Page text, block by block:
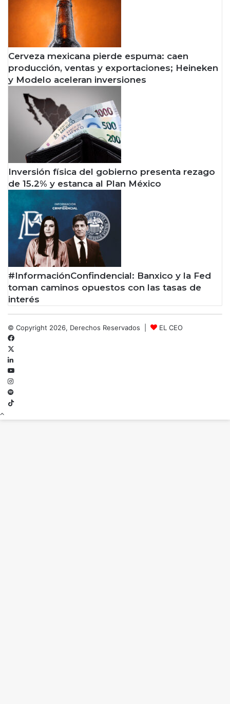
Cerveza mexicana pierde espuma: caen
producción, ventas y exportaciones; Heineken
y Modelo aceleran inversiones
Inversión física del gobierno presenta rezago
de 15.2% y estanca al Plan México
#InformaciónConfindencial: Banxico y la Fed
toman caminos opuestos con las tasas de
interés
© Copyright 2026, Derechos Reservados |
EL CEO
Spotify